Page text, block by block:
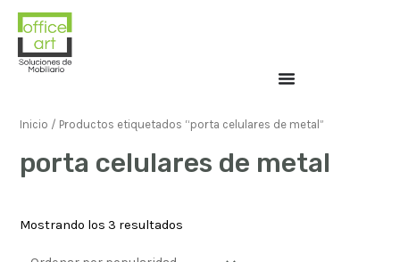
Inicio / Productos etiquetados “porta celulares de metal”
porta celulares de metal
Mostrando los 3 resultados